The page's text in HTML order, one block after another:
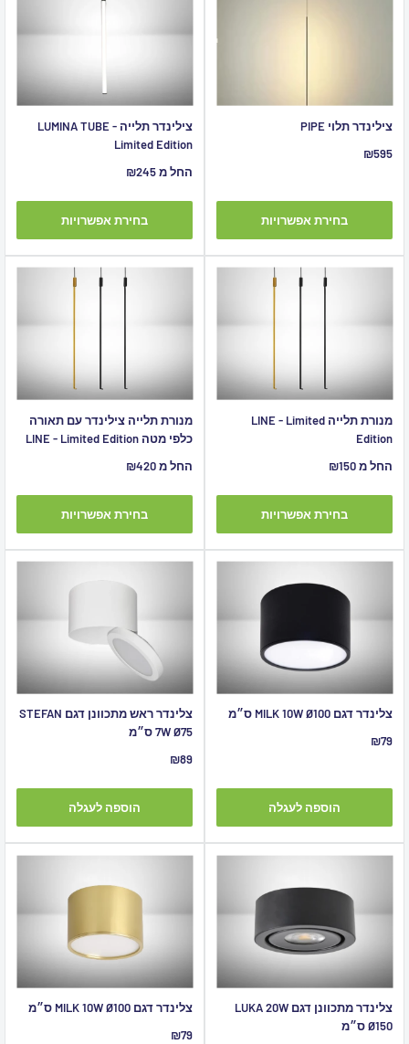
צילינדר תלוי PIPE
מחיר
₪595
בחירת אפשרויות
צילינדר תלייה LUMINA TUBE -
Limited Edition
מחיר
החל מ ₪245
בחירת אפשרויות
מנורת תלייה LINE - Limited
Edition
מחיר
החל מ ₪150
בחירת אפשרויות
מנורת תלייה צילינדר עם תאורה
כלפי מטה LINE - Limited Edition
מחיר
החל מ ₪420
בחירת אפשרויות
צלינדר דגם MILK 10W Ø100 ס״מ
מחיר
₪79
הוספה לעגלה
צלינדר ראש מתכוונן דגם STEFAN
7W Ø75 ס״מ
מחיר
₪89
הוספה לעגלה
צלינדר מתכוונן דגם LUKA 20W
Ø150 ס״מ
צלינדר דגם MILK 10W Ø100 ס״מ
מחיר
₪79